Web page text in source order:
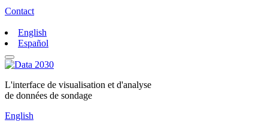
Contact
English
Español
L'interface de visualisation et d'analyse
de données de sondage
English